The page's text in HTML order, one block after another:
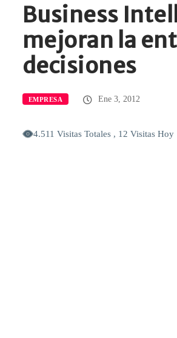
Home Empresa Business
Business
mejoran la
decisiones
EMPRESA Ene 3, 2012
4.511 Visitas Totales , 12 Visitas Hoy